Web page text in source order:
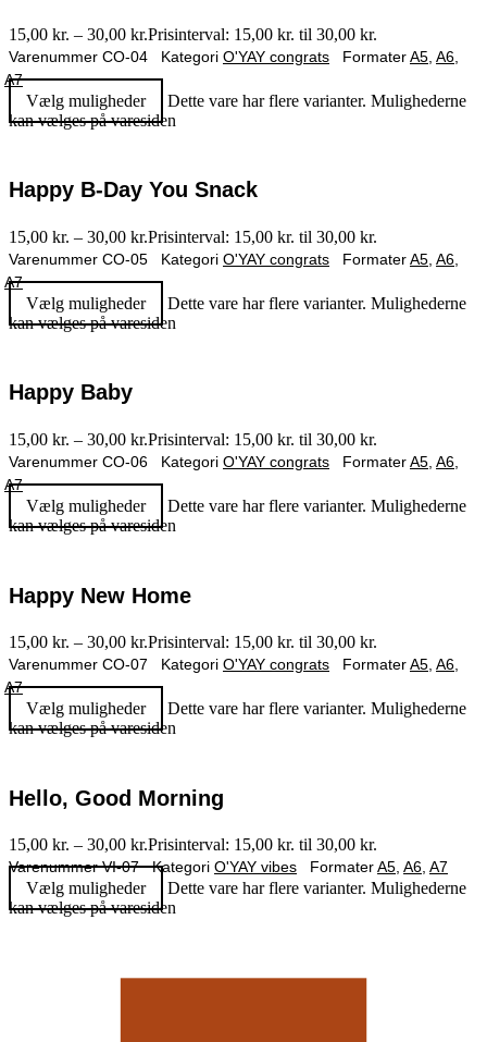
15,00 kr. – 30,00 kr.Prisinterval: 15,00 kr. til 30,00 kr.
Varenummer CO-04 Kategori O'YAY congrats FormaterA5 A6
A7
Vælg muligheder
Dette vare har flere varianter. Mulighederne
kan vælges på varesiden
Happy B-Day You Snack
15,00 kr. – 30,00 kr.Prisinterval: 15,00 kr. til 30,00 kr.
Varenummer CO-05 Kategori O'YAY congrats FormaterA5 A6
A7
Vælg muligheder
Dette vare har flere varianter. Mulighederne
kan vælges på varesiden
Happy Baby
15,00 kr. – 30,00 kr.Prisinterval: 15,00 kr. til 30,00 kr.
Varenummer CO-06 Kategori O'YAY congrats FormaterA5 A6
A7
Vælg muligheder
Dette vare har flere varianter. Mulighederne
kan vælges på varesiden
Happy New Home
15,00 kr. – 30,00 kr.Prisinterval: 15,00 kr. til 30,00 kr.
Varenummer CO-07 Kategori O'YAY congrats FormaterA5 A6
A7
Vælg muligheder
Dette vare har flere varianter. Mulighederne
kan vælges på varesiden
Hello, Good Morning
15,00 kr. – 30,00 kr.Prisinterval: 15,00 kr. til 30,00 kr.
VarenummerVI-07 Kategori O'YAY vibes FormaterA5, A6, A7
Vælg muligheder
Dette vare har flere varianter. Mulighederne
kan vælges på varesiden